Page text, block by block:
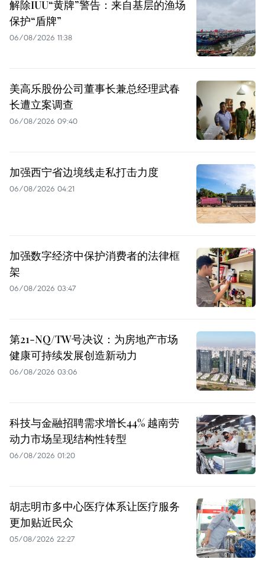
解除IUU“黄牌”警告：来自基层的渔场
保护“盾牌”
06/08/2026 11:38
美高乐股份公司董事长兼总经理武春
长遭立案调查
06/08/2026 09:40
加强西宁省边境线走私打击力度
06/08/2026 04:21
加强数字经济中保护消费者的法律框
架
06/08/2026 03:47
第21-NQ/TW号决议：为房地产市场
健康可持续发展创造新动力
06/08/2026 03:06
科技与金融招聘需求增长44% 越南劳
动力市场呈现结构性转型
06/08/2026 01:20
胡志明市多中心医疗体系让医疗服务
更加贴近民众
05/08/2026 22:27